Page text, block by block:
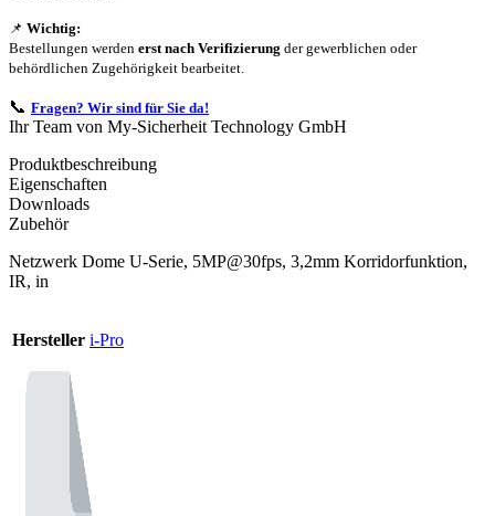
📌 Wichtig:
Bestellungen werden erst nach Verifizierung der gewerblichen oder
behördlichen Zugehörigkeit bearbeitet.
📞 Fragen? Wir sind für Sie da!
Ihr Team von My-Sicherheit Technology GmbH
Produktbeschreibung
Eigenschaften
Downloads
Zubehör
Netzwerk Dome U-Serie, 5MP@30fps, 3,2mm Korridorfunktion,
IR, in
Hersteller i-Pro